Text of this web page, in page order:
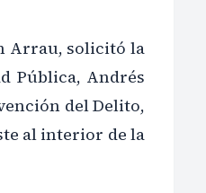
Arrau, solicitó la
Pública, Andrés
del Delito,
al interior de la